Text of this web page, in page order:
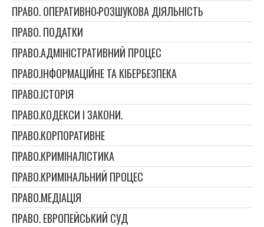
ПРАВО. ОПЕРАТИВНО-РОЗШУКОВА ДІЯЛЬНІСТЬ
ПРАВО. ПОДАТКИ
ПРАВО.АДМІНІСТРАТИВНИЙ ПРОЦЕС
ПРАВО.ІНФОРМАЦІЙНЕ ТА КІБЕРБЕЗПЕКА
ПРАВО.ІСТОРІЯ
ПРАВО.КОДЕКСИ І ЗАКОНИ.
ПРАВО.КОРПОРАТИВНЕ
ПРАВО.КРИМІНАЛІСТИКА
ПРАВО.КРИМІНАЛЬНИЙ ПРОЦЕС
ПРАВО.МЕДІАЦІЯ
ПРАВО. ЕВРОПЕЙСЬКИЙ СУД